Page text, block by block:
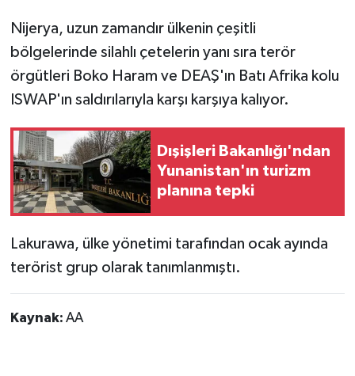
Nijerya, uzun zamandır ülkenin çeşitli
bölgelerinde silahlı çetelerin yanı sıra terör
örgütleri Boko Haram ve DEAŞ'ın Batı Afrika kolu
ISWAP'ın saldırılarıyla karşı karşıya kalıyor.
Dışişleri Bakanlığı'ndan
Yunanistan'ın turizm
planına tepki
Lakurawa, ülke yönetimi tarafından ocak ayında
terörist grup olarak tanımlanmıştı.
Kaynak: AA